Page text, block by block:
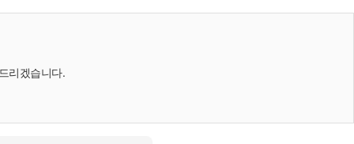
리겠습니다.